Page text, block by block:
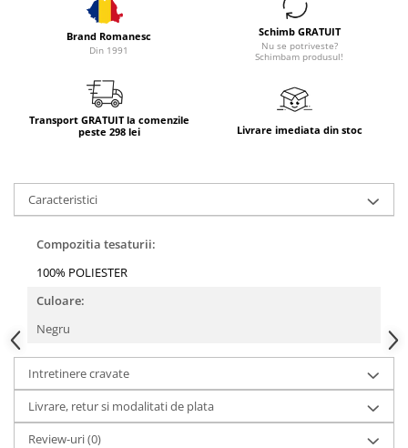
Brand Romanesc
Din 1991
Schimb GRATUIT
Nu se potriveste?
Schimbam produsul!
Transport GRATUIT la comenzile
peste 298 lei
Livrare imediata din stoc
Caracteristici
Compozitia tesaturii:
100% POLIESTER
Culoare:
Negru
Intretinere cravate
Livrare, retur si modalitati de plata
Review-uri(0)